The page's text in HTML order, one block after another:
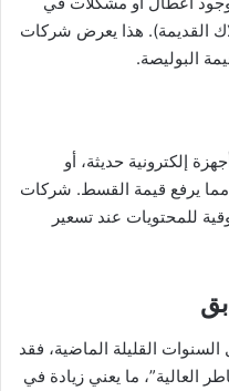
القديمة). هذا يعرض شركات
البوليصة.
إلكترونية حديثة، أو
مما يرفع قيمة القسط. شركات
للمحتويات عند تسعير
القليلة الماضية، فقد
العالية”، ما يعني زيادة في